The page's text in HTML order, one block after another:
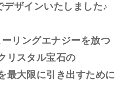
デザインいたしました♪
リングエナジーを放つ
リスタル宝石の
最大限に引き出すために